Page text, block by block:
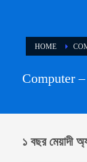
HOME
Computer
১ বছর মেয়াদী